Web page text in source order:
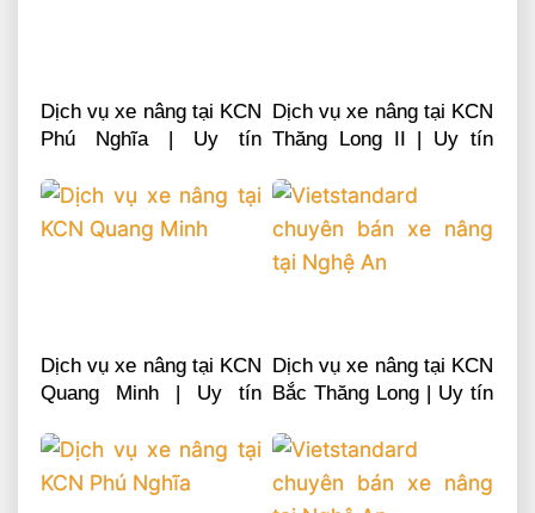
Dịch vụ xe nâng tại KCN
Phú Nghĩa | Uy tín
0868481555
Dịch vụ xe nâng tại KCN
Thăng Long II | Uy tín
0868481555
Dịch vụ xe nâng tại KCN
Quang Minh | Uy tín
0868481555
Dịch vụ xe nâng tại KCN
Bắc Thăng Long | Uy tín
0868481555